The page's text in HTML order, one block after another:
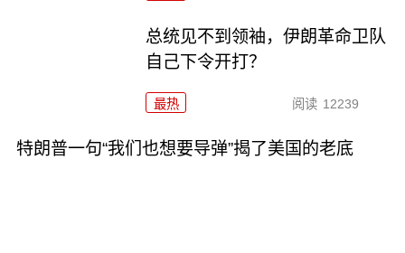
总统见不到领袖，伊朗革命卫队
自己下令开打？
最热 阅读 12239
特朗普一句“我们也想要导弹”揭了美国的老底